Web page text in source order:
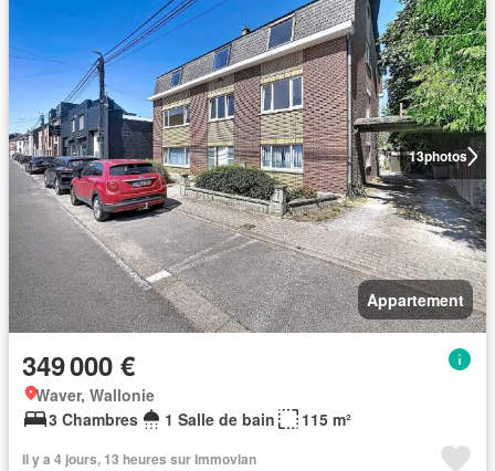
13photos
Appartement
349 000 €
Waver, Wallonie
3 Chambres
1 Salle de bain 115 m²
Il y a 4 jours, 13 heures sur Immovlan